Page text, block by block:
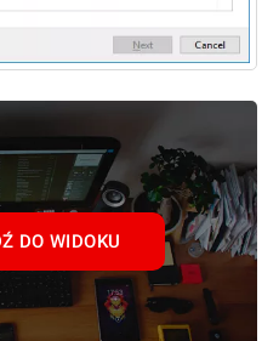
DO WIDOKU